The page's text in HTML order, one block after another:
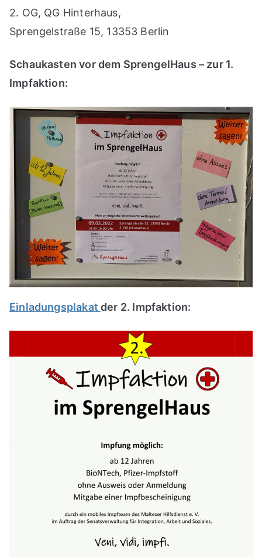
2. OG, QG Hinterhaus,
Sprengelstraße 15, 13353 Berlin
Schaukasten vor dem SprengelHaus – zur 1.
Impfaktion:
Einladungsplakatder 2. Impfaktion: